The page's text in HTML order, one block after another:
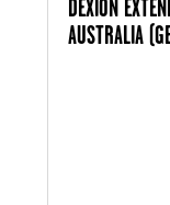
DEXION
AUSTRALIA